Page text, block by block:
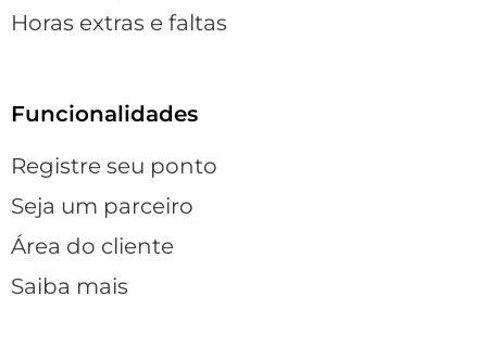
Horas extras e faltas
Funcionalidades
Registre seu ponto
Seja um parceiro
Área do cliente
Saiba mais